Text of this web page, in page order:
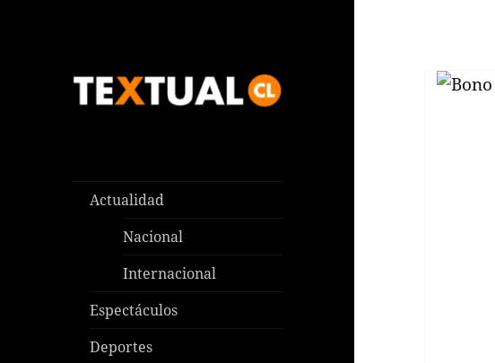
Actualidad
Nacional
Internacional
Espectáculos
Deportes